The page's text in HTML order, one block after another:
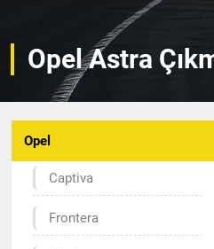
Opel Astra
Opel
Captiva
Frontera